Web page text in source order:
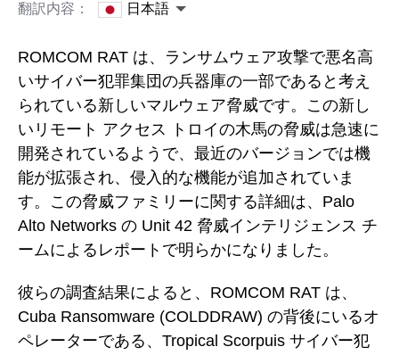
翻訳内容： 日本語
ROMCOM RAT は、ランサムウェア攻撃で悪名高
いサイバー犯罪集団の兵器庫の一部であると考え
られている新しいマルウェア脅威です。この新し
いリモート アクセス トロイの木馬の脅威は急速に
開発されているようで、最近のバージョンでは機
能が拡張され、侵入的な機能が追加されていま
す。この脅威ファミリーに関する詳細は、Palo
Alto Networks の Unit 42 脅威インテリジェンス チ
ームによるレポートで明らかになりました。
彼らの調査結果によると、ROMCOM RAT は、
Cuba Ransomware (COLDDRAW) の背後にいるオ
ペレーターである、Tropical Scorpuis サイバー犯